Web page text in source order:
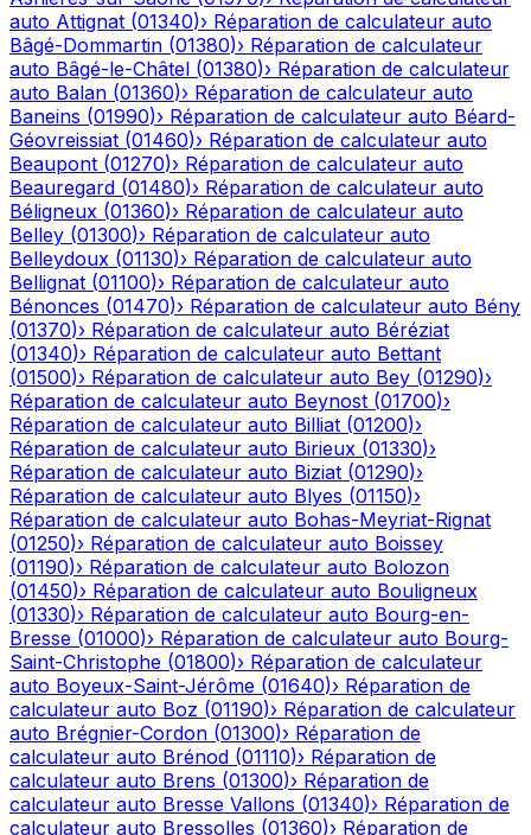
auto Attignat (01340)› Réparation de calculateur auto
Bâgé-Dommartin (01380)› Réparation de calculateur
auto Bâgé-le-Châtel (01380)› Réparation de calculateur
auto Balan (01360)› Réparation de calculateur auto
Baneins (01990)› Réparation de calculateur auto Béard-
Géovreissiat (01460)› Réparation de calculateur auto
Beaupont (01270)› Réparation de calculateur auto
Beauregard (01480)› Réparation de calculateur auto
Béligneux (01360)› Réparation de calculateur auto
Belley (01300)› Réparation de calculateur auto
Belleydoux (01130)› Réparation de calculateur auto
Bellignat (01100)› Réparation de calculateur auto
Bénonces (01470)› Réparation de calculateur auto Bény
(01370)› Réparation de calculateur auto Béréziat
(01340)› Réparation de calculateur auto Bettant
(01500)› Réparation de calculateur auto Bey (01290)›
Réparation de calculateur auto Beynost (01700)›
Réparation de calculateur auto Billiat (01200)›
Réparation de calculateur auto Birieux (01330)›
Réparation de calculateur auto Biziat (01290)›
Réparation de calculateur auto Blyes (01150)›
Réparation de calculateur auto Bohas-Meyriat-Rignat
(01250)› Réparation de calculateur auto Boissey
(01190)› Réparation de calculateur auto Bolozon
(01450)› Réparation de calculateur auto Bouligneux
(01330)› Réparation de calculateur auto Bourg-en-
Bresse (01000)› Réparation de calculateur auto Bourg-
Saint-Christophe (01800)› Réparation de calculateur
auto Boyeux-Saint-Jérôme (01640)› Réparation de
calculateur auto Boz (01190)› Réparation de calculateur
auto Brégnier-Cordon (01300)› Réparation de
calculateur auto Brénod (01110)› Réparation de
calculateur auto Brens (01300)› Réparation de
calculateur auto Bresse Vallons (01340)› Réparation de
calculateur auto Bressolles (01360)› Réparation de